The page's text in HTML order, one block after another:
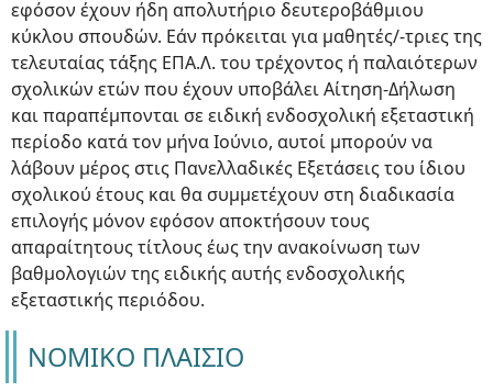
εφόσον έχουν ήδη απολυτήριο δευτεροβάθμιου
κύκλου σπουδών. Εάν πρόκειται για μαθητές/-τριες της
τελευταίας τάξης ΕΠΑ.Λ. του τρέχοντος ή παλαιότερων
σχολικών ετών που έχουν υποβάλει Αίτηση-Δήλωση
και παραπέμπονται σε ειδική ενδοσχολική εξεταστική
περίοδο κατά τον μήνα Ιούνιο, αυτοί μπορούν να
λάβουν μέρος στις Πανελλαδικές Εξετάσεις του ίδιου
σχολικού έτους και θα συμμετέχουν στη διαδικασία
επιλογής μόνον εφόσον αποκτήσουν τους
απαραίτητους τίτλους έως την ανακοίνωση των
βαθμολογιών της ειδικής αυτής ενδοσχολικής
εξεταστικής περιόδου.
ΝΟΜΙΚΟ ΠΛΑΙΣΙΟ